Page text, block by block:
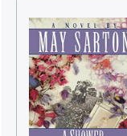
Vendedores
Comenzar a vender
Ayuda